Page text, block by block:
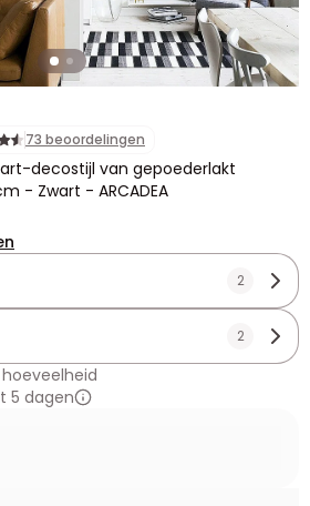
73 beoordelingen
decostijl van gepoederlakt
- Zwart - ARCADEA
2
2
5 dagen